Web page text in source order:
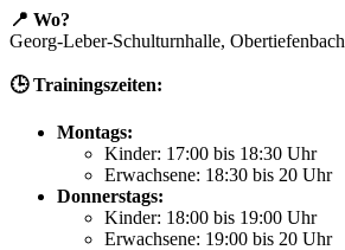
📍 Wo?
Georg-Leber-Schulturnhalle, Obertiefenbach
🕒 Trainingszeiten:
Montags:
Kinder: 17:00 bis 18:30 Uhr
Erwachsene: 18:30 bis 20 Uhr
Donnerstags:
Kinder: 18:00 bis 19:00 Uhr
Erwachsene: 19:00 bis 20 Uhr